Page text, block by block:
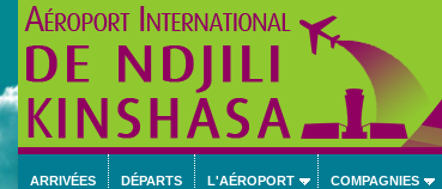
ARRIVÉES DÉPARTS L'AÉROPORT COMPAGNIES